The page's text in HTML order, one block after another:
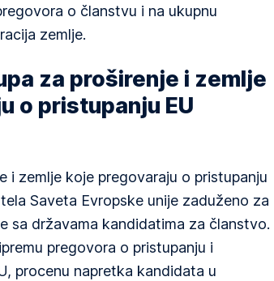
o članstvu i na ukupnu
zemlje.
za proširenje i zemlje
o pristupanju EU
i zemlje koje pregovaraju o pristupanju
Saveta Evropske unije zaduženo za
sa državama kandidatima za članstvo.
pregovora o pristupanju i
procenu napretka kandidata u